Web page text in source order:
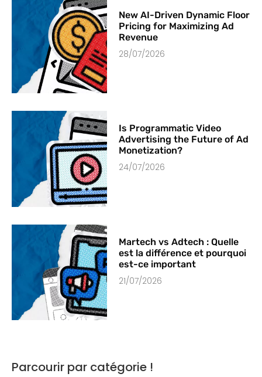
New AI-Driven Dynamic Floor
Pricing for Maximizing Ad
Revenue
28/07/2026
Is Programmatic Video
Advertising the Future of Ad
Monetization?
24/07/2026
Martech vs Adtech : Quelle
est la différence et pourquoi
est-ce important
21/07/2026
Parcourir par catégorie !